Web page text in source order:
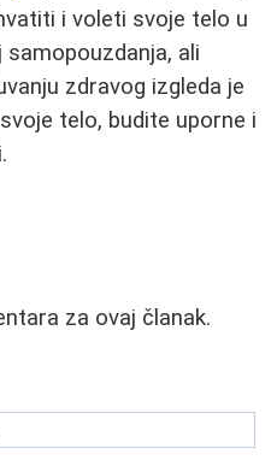
i voleti svoje telo u
ali
zdravog izgleda je
telo, budite uporne i
za ovaj članak.